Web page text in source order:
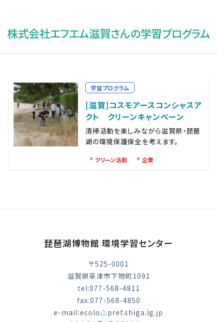
株式会社エフエム滋賀さんの学習プログラム
学習プログラム
[滋賀]コスモアースコンシャスア
クト クリーンキャンペーン
清掃活動を楽しみながら滋賀県・琵琶
湖の環境保護保全を考えます。
クリーン活動 企業
琵琶湖博物館 環境学習センター
〒525-0001
滋賀県草津市下物町1091
tel:077-568-4811
fax:077-568-4850
e-mail:ecolo△pref.shiga.lg.jp